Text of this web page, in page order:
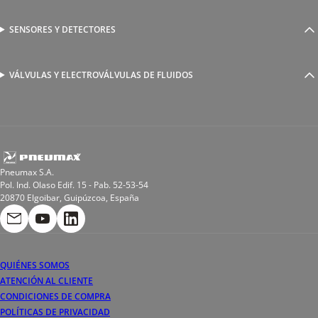
Reguladores de caudal
Racores para soldadura
Válvulas y electroválvulas
SENSORES Y DETECTORES
Detectores magnéticos
VÁLVULAS Y ELECTROVÁLVULAS DE FLUIDOS
Electroválvulas de acción directa
Bobinas
Pneumax S.A.
Pol. Ind. Olaso Edif. 15 - Pab. 52-53-54
20870 Elgoibar, Guipúzcoa, España
QUIÉNES SOMOS
ATENCIÓN AL CLIENTE
CONDICIONES DE COMPRA
POLÍTICAS DE PRIVACIDAD